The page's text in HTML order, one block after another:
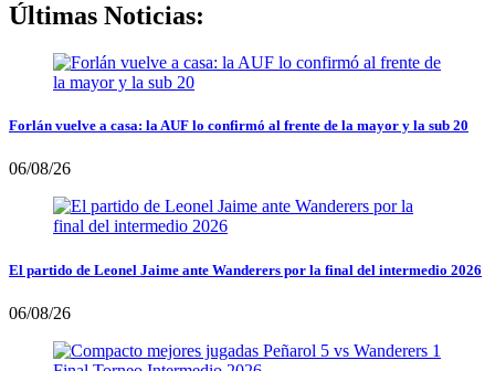
Últimas Noticias:
Forlán vuelve a casa: la AUF lo confirmó al frente de la mayor y la sub 20
06/08/26
El partido de Leonel Jaime ante Wanderers por la final del intermedio 2026
06/08/26